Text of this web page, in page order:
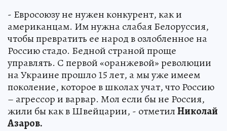
- Евросоюзу не нужен конкурент, как и
американцам. Им нужна слабая Белоруссия,
чтобы превратить ее народ в озлобленное на
Россию стадо. Бедной страной проще
управлять. С первой «оранжевой» революции
на Украине прошло 15 лет, а мы уже имеем
поколение, которое в школах учат, что Россию
– агрессор и варвар. Мол если бы не Россия,
жили бы как в Швейцарии, - отметилНиколай
Азаров.